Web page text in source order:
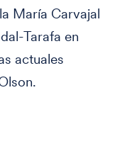
María Carvajal
Tarafa en
actuales